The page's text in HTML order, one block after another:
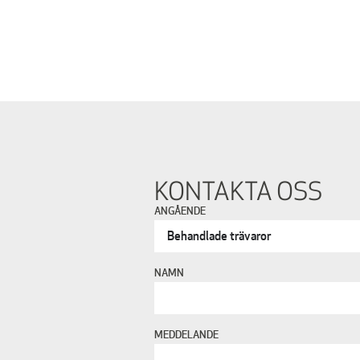
KONTAKTA OSS
ANGÅENDE
NAMN
MEDDELANDE